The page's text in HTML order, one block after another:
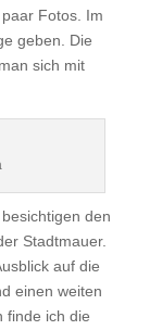
Fotos. Im
geben. Die
sich mit
den
Stadtmauer.
auf die
einen weiten
finde ich die